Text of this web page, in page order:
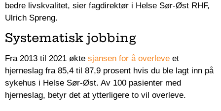
bedre livskvalitet, sier fagdirektør i Helse Sør-Øst RHF,
Ulrich Spreng.
Systematisk jobbing
Fra 2013 til 2021 økte sjansen for å overleve et
hjerneslag fra 85,4 til 87,9 prosent hvis du ble lagt inn på
sykehus i Helse Sør-Øst. Av 100 pasienter med
hjerneslag, betyr det at ytterligere to vil overleve.